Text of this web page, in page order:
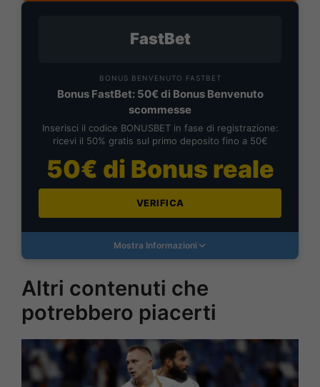
FastBet
BONUS BENVENUTO FASTBET
Bonus FastBet: 50€ di Bonus Benvenuto
scommesse
Inserisci il codice BONUSBET in fase di registrazione:
ricevi il 50% gratis sul primo deposito fino a 50€
50€ di Bonus reale
VERIFICA
Mostra Informazioni
Altri contenuti che
potrebbero piacerti